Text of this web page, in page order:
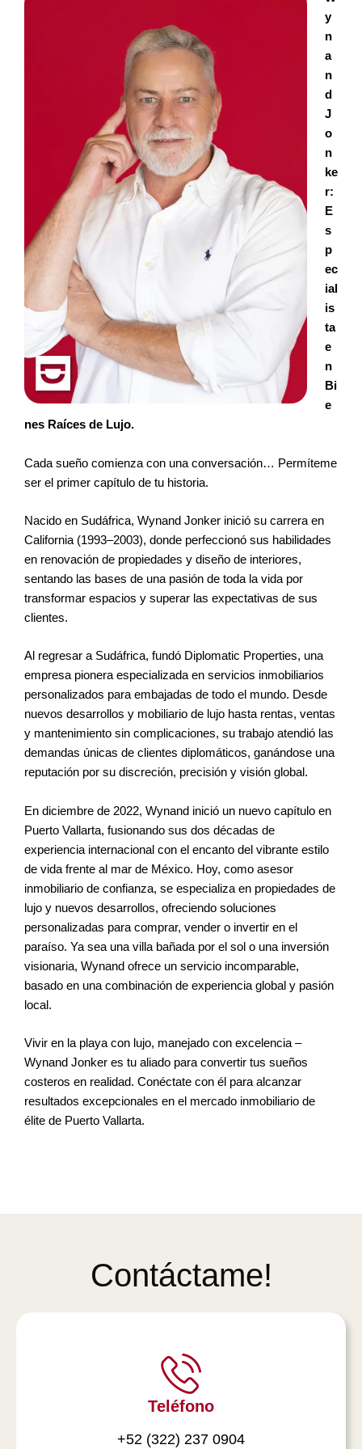
y
n
a
n
d
J
o
n
ke
r:
E
s
p
ec
ial
is
ta
e
n
Bi
e
nes Raíces de Lujo.
Cada sueño comienza con una conversación… Permíteme
ser el primer capítulo de tu historia.
Nacido en Sudáfrica, Wynand Jonker inició su carrera en
California (1993–2003), donde perfeccionó sus habilidades
en renovación de propiedades y diseño de interiores,
sentando las bases de una pasión de toda la vida por
transformar espacios y superar las expectativas de sus
clientes.
Al regresar a Sudáfrica, fundó Diplomatic Properties, una
empresa pionera especializada en servicios inmobiliarios
personalizados para embajadas de todo el mundo. Desde
nuevos desarrollos y mobiliario de lujo hasta rentas, ventas
y mantenimiento sin complicaciones, su trabajo atendió las
demandas únicas de clientes diplomáticos, ganándose una
reputación por su discreción, precisión y visión global.
En diciembre de 2022, Wynand inició un nuevo capítulo en
Puerto Vallarta, fusionando sus dos décadas de
experiencia internacional con el encanto del vibrante estilo
de vida frente al mar de México. Hoy, como asesor
inmobiliario de confianza, se especializa en propiedades de
lujo y nuevos desarrollos, ofreciendo soluciones
personalizadas para comprar, vender o invertir en el
paraíso. Ya sea una villa bañada por el sol o una inversión
visionaria, Wynand ofrece un servicio incomparable,
basado en una combinación de experiencia global y pasión
local.
Vivir en la playa con lujo, manejado con excelencia –
Wynand Jonker es tu aliado para convertir tus sueños
costeros en realidad. Conéctate con él para alcanzar
resultados excepcionales en el mercado inmobiliario de
élite de Puerto Vallarta.
Contáctame!
Teléfono
+52 (322) 237 0904